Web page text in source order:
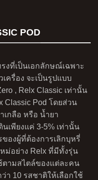
POD
งที่เป็นเอกลักษณ์เฉพาะ
ครื่อง จะเป็นรูปแบบ
, Relx Classic เท่านั้น
Classic Pod โดยส่วน
กลือ หรือ น้ำยา
เพียงแค่ 3-5% เท่านั้น
องผู้ที่ต้องการเลิกบุหรี่
ม่อย่าง Relx ที่มีทั้งรุ่น
ตามสไตล์ของแต่ละคน
า 10 รสชาติให้เลือกใช้